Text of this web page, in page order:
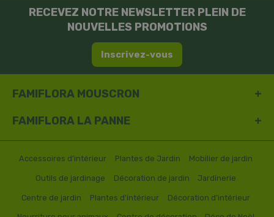
RECEVEZ NOTRE NEWSLETTER PLEIN DE
NOUVELLES PROMOTIONS
Inscrivez-vous
FAMIFLORA MOUSCRON
FAMIFLORA LA PANNE
Accessoires d’intérieur Plantes de Jardin Mobilier de jardin
Outils de jardinage Décoration de jardin Jardinerie
Centre de jardin Plantes d'intérieur Décoration d’intérieur